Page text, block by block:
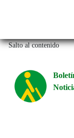
Salto al contenido